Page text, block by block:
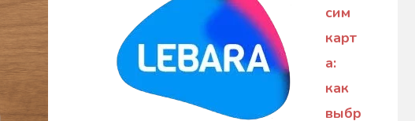
сим
карт
а:
как
выбр